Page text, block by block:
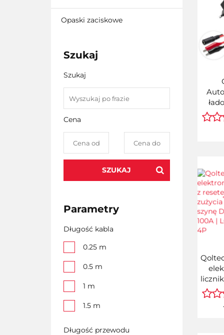
Opaski zaciskowe
Szukaj
Szukaj
Cena
SZUKAJ
Parametry
Długość kabla
0.25 m
0.5 m
1 m
1.5 m
1.8 m
Długość przewodu
AGM
licznik
DIN |